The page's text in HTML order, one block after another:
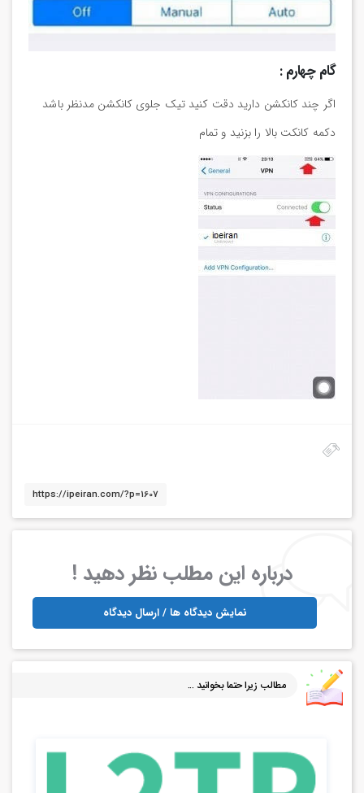
گام چهارم :
اگر چند کانکشن دارید دقت کنید تیک جلوی کانکشن مدنظر باشد
دکمه کانکت بالا را بزنید و تمام
درباره این مطلب نظر دهید !
نمایش دیدگاه ها / ارسال دیدگاه
مطالب زیرا حتما بخوانید ...